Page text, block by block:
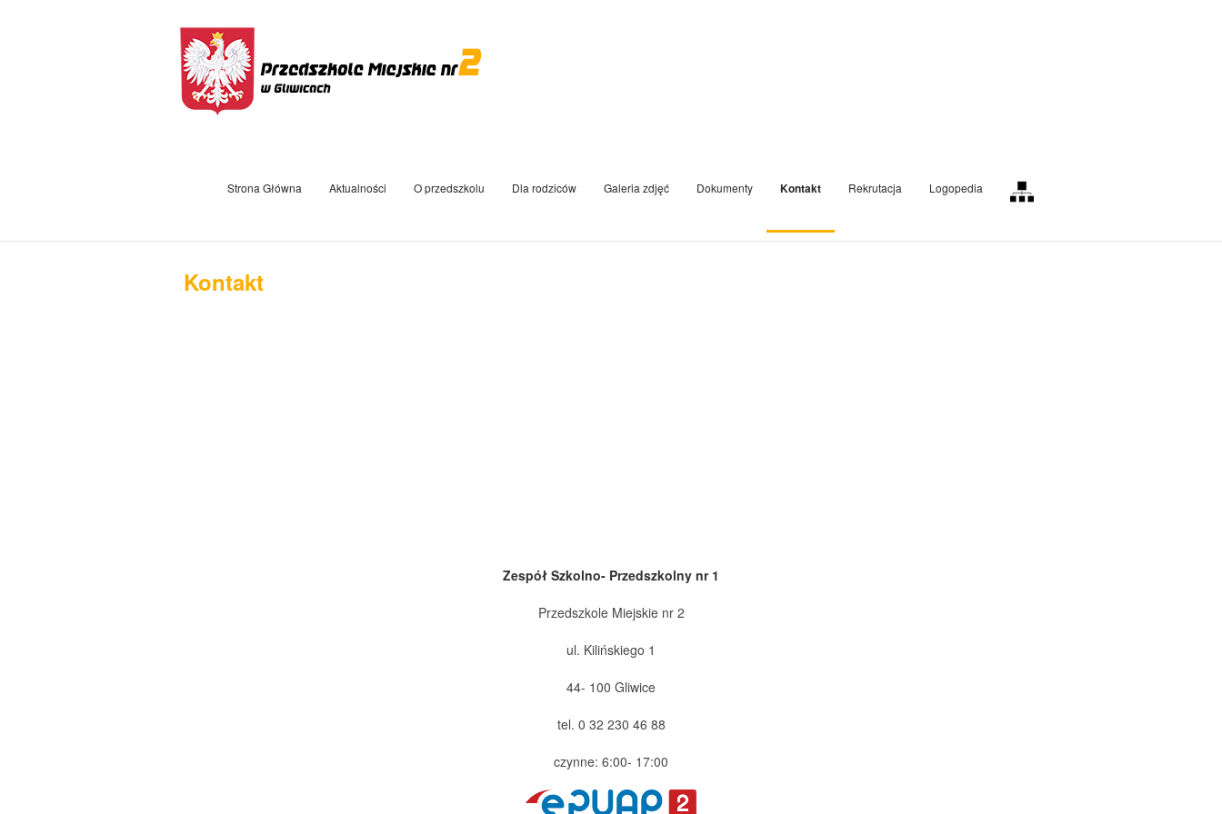
Strona Główna Aktualności O przedszkolu Dla rodziców Galeria zdjęć Dokumenty Kontakt Rekrutacja Logopedia
Kontakt
Zespół Szkolno- Przedszkolny nr 1
Przedszkole Miejskie nr 2
ul. Kilińskiego 1
44- 100 Gliwice
tel. 0 32 230 46 88
czynne: 6:00- 17:00